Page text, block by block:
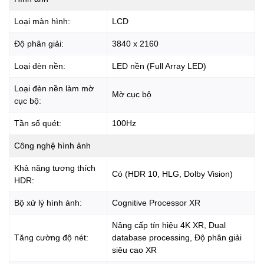
dễ sử dụng, trực quan và đẹp mắt kết hợp với kho ứng
dụng phong phú, phổ biến như: FPT Play, VieON,
YouTube, Galaxy Play (Fim+), Clip TV,…
55X90L - Tiện ích
Google Tivi tích hợp tiện ích điều khiển bằng giọng nói
remote thông minh đi kèm. Hỗ trợ công nghệ AirPlay 2
(iPhone) và Chromecast
chiếu hình ảnh, nội dung từ điện
thoại lên màn hình tivi dễ dàng, giúp nâng cao hiệu suất
Loại màn hình: LCD
Độ phân giải: 3840 x 2160
Loại đèn nền: LED nền (Full Array LED)
Loại đèn nền làm mờ
cục bộ:
Mờ cục bộ
Tần số quét: 100Hz
Công nghệ hình ảnh
Khả năng tương thích
HDR:
Có (HDR 10, HLG, Dolby Vision)
Bộ xử lý hình ảnh: Cognitive Processor XR
Tăng cường độ nét:
Nâng cấp tín hiệu 4K XR, Dual
database processing, Độ phân giải
siêu cao XR